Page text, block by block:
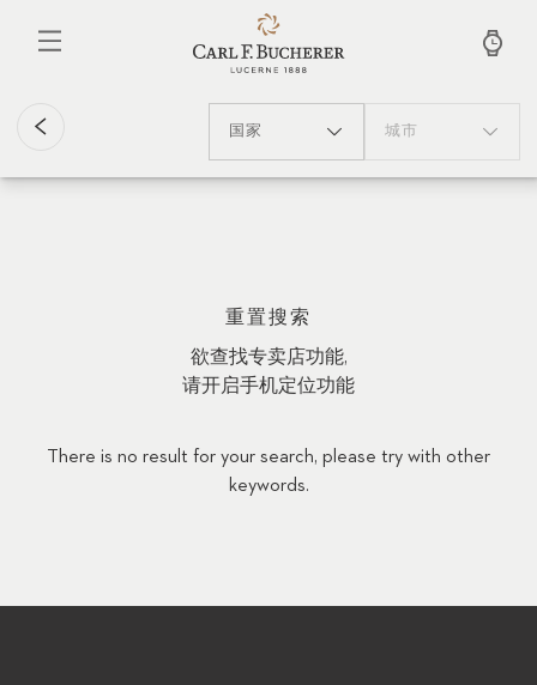
国家 城市
重置搜索
欲查找专卖店功能,
请开启手机定位功能
There is no result for your search, please try with other
keywords.